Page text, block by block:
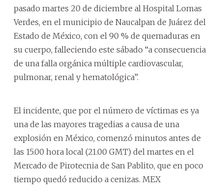
pasado martes 20 de diciembre al Hospital Lomas
Verdes, en el municipio de Naucalpan de Juárez del
Estado de México, con el 90 % de quemaduras en
su cuerpo, falleciendo este sábado “a consecuencia
de una falla orgánica múltiple cardiovascular,
pulmonar, renal y hematológica”.
El incidente, que por el número de víctimas es ya
una de las mayores tragedias a causa de una
explosión en México, comenzó minutos antes de
las 15.00 hora local (21.00 GMT) del martes en el
Mercado de Pirotecnia de San Pablito, que en poco
tiempo quedó reducido a cenizas. MEX